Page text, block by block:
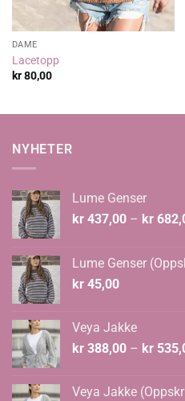
DAME
Lacetopp
kr80,00
NYHETER
Lume Genser
kr 437,00 – kr
Lume Genser
kr 45,00
Veya Jakke
kr 388,00 – kr
Veya Jakke